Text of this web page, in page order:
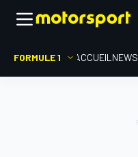
FORMULE 1 ACCUEIL NEWS